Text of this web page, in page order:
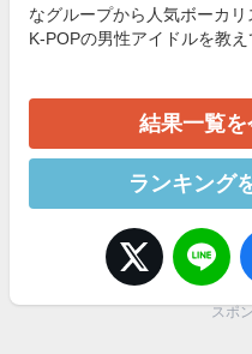
なグループから人気ボーカ
K-POPの男性アイドルを教え
結果一覧
ランキング
スポ